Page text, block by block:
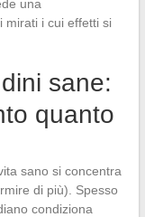
una
mirati i cui effetti si
sane:
quanto
sano si concentra
di più). Spesso
condiziona